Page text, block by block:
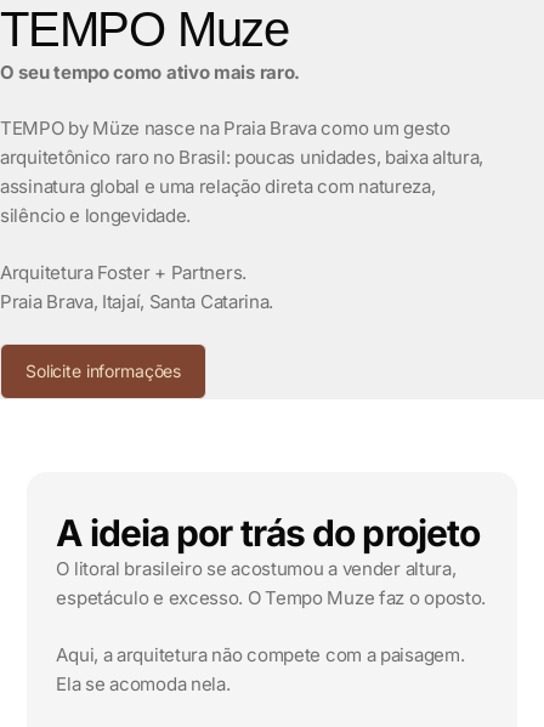
TEMPO Muze
O seu tempo como ativo mais raro.
TEMPO by Müze nasce na Praia Brava como um gesto
arquitetônico raro no Brasil: poucas unidades, baixa altura,
assinatura global e uma relação direta com natureza,
silêncio e longevidade.
Arquitetura Foster + Partners.
Praia Brava, Itajaí, Santa Catarina.
Solicite informações
A ideia por trás do projeto
O litoral brasileiro se acostumou a vender altura,
espetáculo e excesso. O Tempo Muze faz o oposto.
Aqui, a arquitetura não compete com a paisagem.
Ela se acomoda nela.